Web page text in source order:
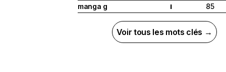
manga g
I 85
Voir tous les mots clés →